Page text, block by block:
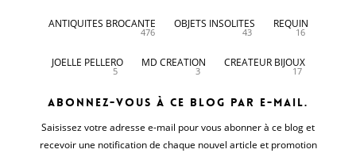
ANTIQUITES BROCANTE
476
OBJETS INSOLITES
43
REQUIN
16
JOELLE PELLERO
5
MD CREATION
3
CREATEUR BIJOUX
17
Abonnez-vous à ce blog par e-mail.
Saisissez votre adresse e-mail pour vous abonner à ce blog et
recevoir une notification de chaque nouvel article et promotion